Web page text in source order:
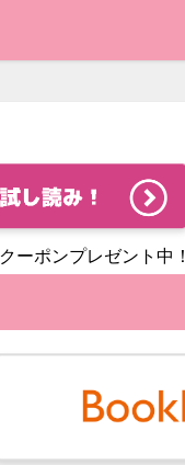
クーポンプレゼント中！